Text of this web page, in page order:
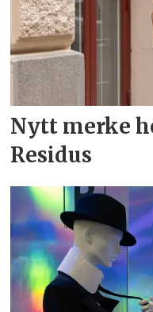
Nytt merke
Residus